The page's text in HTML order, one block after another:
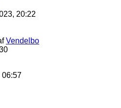
20:22
Vendelbo
06:57